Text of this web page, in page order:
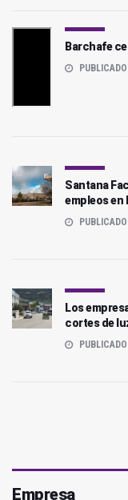
Barchafe
Santana
empleos en
Los
cortes de
Empresa